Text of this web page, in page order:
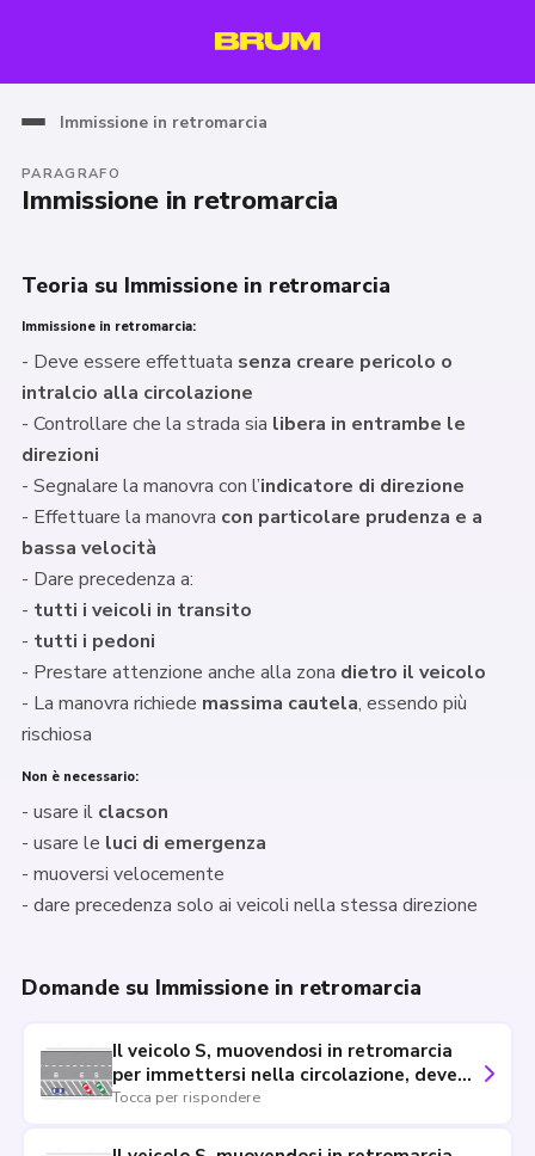
Immissione in retromarcia
PARAGRAFO
Immissione in retromarcia
Teoria su Immissione in retromarcia
Immissione in retromarcia:
- Deve essere effettuata senza creare pericolo o
intralcio alla circolazione
- Controllare che la strada sia libera in entrambe le
direzioni
- Segnalare la manovra con l’indicatore di direzione
- Effettuare la manovra con particolare prudenza e a
bassa velocità
- Dare precedenza a:
- tutti i veicoli in transito
- tutti i pedoni
- Prestare attenzione anche alla zona dietro il veicolo
- La manovra richiede massima cautela, essendo più
rischiosa
Non è necessario:
- usare il clacson
- usare le luci di emergenza
- muoversi velocemente
- dare precedenza solo ai veicoli nella stessa direzione
Domande su Immissione in retromarcia
Il veicolo S, muovendosi in retromarcia
per immettersi nella circolazione, deve
dare la precedenza ai veicoli provenienti
Tocca per rispondere